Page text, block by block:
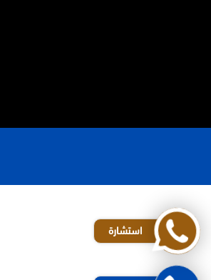
استشارة
افضل مكاتب المحاماة في الرياض
محامي شركات في الرياض
المحامي محمد الزعابي